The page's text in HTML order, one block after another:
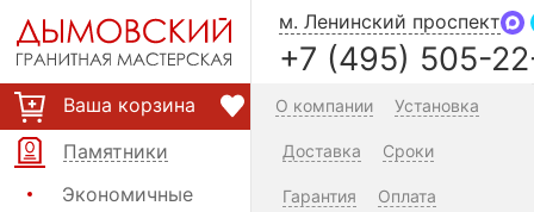
Ваша корзина
Памятники
Экономичные
м. Ленинский проспект
+7 (495) 505-
О компании Установка
Доставка Сроки
Гарантия Оплата